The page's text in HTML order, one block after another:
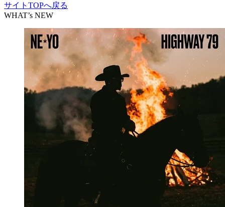
サイトTOPへ戻る
WHAT’s NEW